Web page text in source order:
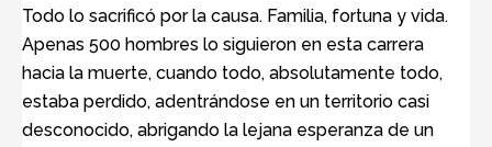
Todo lo sacrificó por la causa. Familia, fortuna y vida.
Apenas 500 hombres lo siguieron en esta carrera
hacia la muerte, cuando todo, absolutamente todo,
estaba perdido, adentrándose en un territorio casi
desconocido, abrigando la lejana esperanza de un